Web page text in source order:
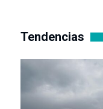
Tendencias